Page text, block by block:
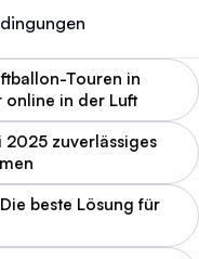
Touren in
in der Luft
2025 zuverlässiges
beste Lösung für